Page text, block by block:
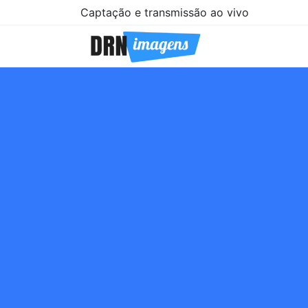
Captação e transmissão ao vivo